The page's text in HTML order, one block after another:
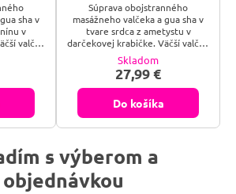
sha v
v
valček
a
na
na koži
poslúži
hlavy
viečok
hrejivým
Súprava obojstranného
masážneho valčeka a gua sha v
tvare srdca z ametystu v
darčekovej krabičke. Väčší valček
je určený na masáž končatín a
chrbta, menší valček slúži na
masáž tváre. Najprv chladivý
dotyk kameňa pôsobí na koži
naozaj krásnym pocitom, poslúži
na úľavu pri bolestiach hlavy
alebo pri pocite ťažkých viečok
masírovania vás odmení hrejivým
teplom.
Skladom
27,99 €
Do košíka
s výberom a